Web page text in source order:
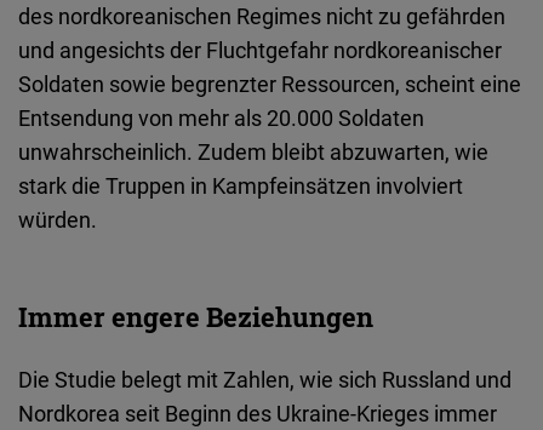
des nordkoreanischen Regimes nicht zu gefährden
und angesichts der Fluchtgefahr nordkoreanischer
Soldaten sowie begrenzter Ressourcen, scheint eine
Entsendung von mehr als 20.000 Soldaten
unwahrscheinlich. Zudem bleibt abzuwarten, wie
stark die Truppen in Kampfeinsätzen involviert
würden.
Immer engere Beziehungen
Die Studie belegt mit Zahlen, wie sich Russland und
Nordkorea seit Beginn des Ukraine-Krieges immer